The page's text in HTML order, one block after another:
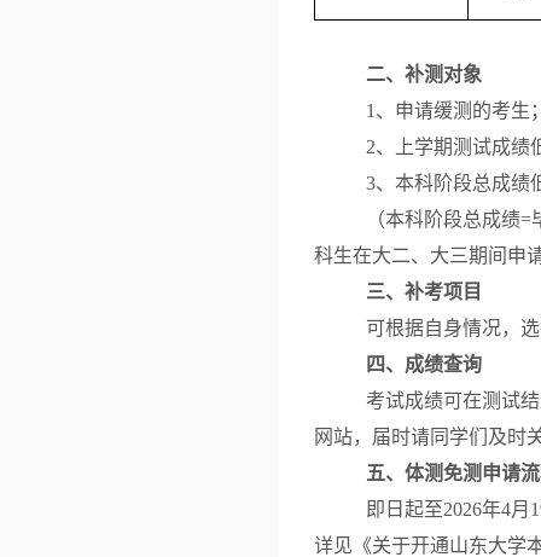
二、补测对象
1、申请缓测的考生
2、上学期测试成绩
3、本科阶段总成绩
（本科阶段总成绩=
科生在大二、大三期间申
三、补考项目
可根据自身情况，
四、成绩查询
考试成绩可在测试
网站，届时请同学们及时
五、体测免测申请
即日起至2026年4
详见《关于开通山东大学